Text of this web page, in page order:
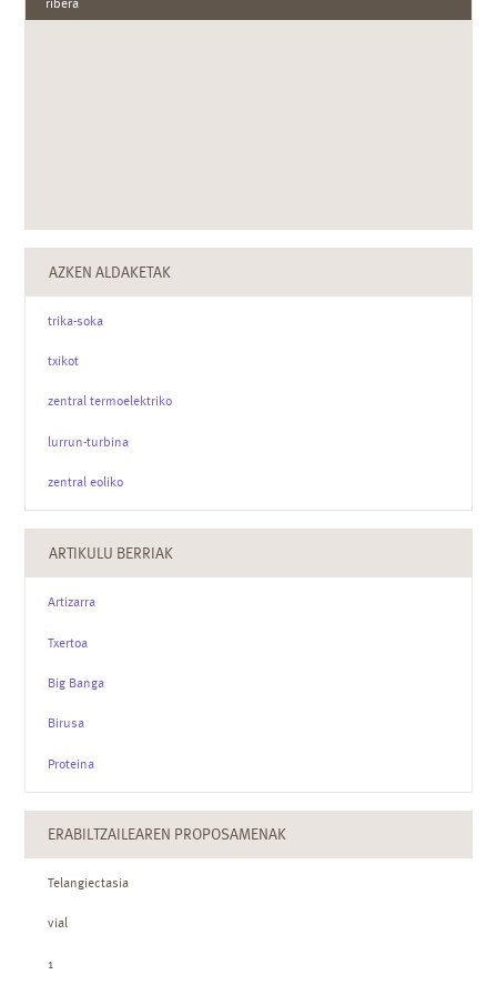
ribera
AZKEN ALDAKETAK
trika-soka
txikot
zentral termoelektriko
lurrun-turbina
zentral eoliko
ARTIKULU BERRIAK
Artizarra
Txertoa
Big Banga
Birusa
Proteina
ERABILTZAILEAREN PROPOSAMENAK
Telangiectasia
vial
1